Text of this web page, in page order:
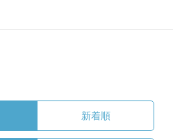
新着順